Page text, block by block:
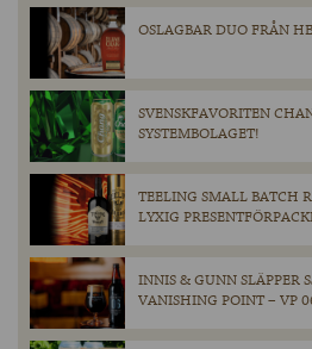
OSLAGBAR DUO FRÅN
SVENSKFAVORITEN
SYSTEMBOLAGET!
TEELING SMALL BATCH
LYXIG
INNIS & GUNN SLÄPPER
VANISHING POINT – VP